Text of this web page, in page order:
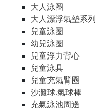
大人泳圈
大人漂浮氣墊系列
兒童泳圈
幼兒泳圈
兒童浮力背心
兒童泳具
兒童充氣臂圈
沙灘球.氣球棒
充氣泳池周邊